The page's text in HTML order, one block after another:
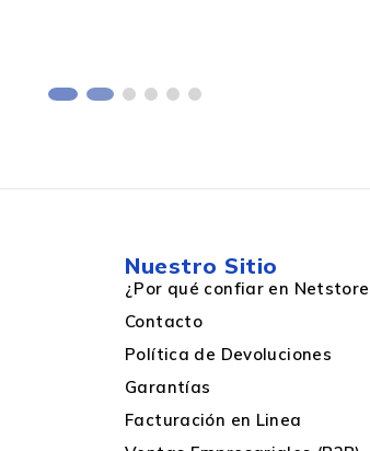
Nuestro Sitio
¿Por qué confiar en
Contacto
Política de Devoluciones
Garantías
Facturación en Linea